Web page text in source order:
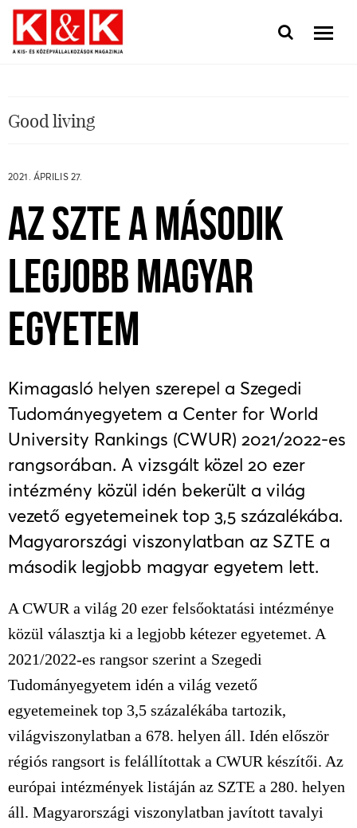
Good living
2021. ÁPRILIS 27.
AZ SZTE A MÁSODIK
LEGJOBB MAGYAR
EGYETEM
Kimagasló helyen szerepel a Szegedi
Tudományegyetem a Center for World
University Rankings (CWUR) 2021/2022-es
rangsorában. A vizsgált közel 20 ezer
intézmény közül idén bekerült a világ
vezető egyetemeinek top 3,5 százalékába.
Magyarországi viszonylatban az SZTE a
második legjobb magyar egyetem lett.
A CWUR a világ 20 ezer felsőoktatási intézménye
közül választja ki a legjobb kétezer egyetemet. A
2021/2022-es rangsor szerint a Szegedi
Tudományegyetem idén a világ vezető
egyetemeinek top 3,5 százalékába tartozik,
világviszonylatban a 678. helyen áll. Idén először
régiós rangsort is felállítottak a CWUR készítői. Az
európai intézmények listáján az SZTE a 280. helyen
áll. Magyarországi viszonylatban javított tavalyi